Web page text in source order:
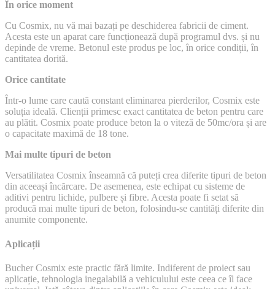
În orice moment
Cu Cosmix, nu vă mai bazați pe deschiderea fabricii de ciment.
Acesta este un aparat care funcționează după programul dvs. și nu
depinde de vreme. Betonul este produs pe loc, în orice condiții, în
cantitatea dorită.
Orice cantitate
Într-o lume care caută constant eliminarea pierderilor, Cosmix este
soluția ideală. Clienții primesc exact cantitatea de beton pentru care
au plătit. Cosmix poate produce beton la o viteză de 50mc/ora și are
o capacitate maximă de 18 tone.
Mai multe tipuri de beton
Versatilitatea Cosmix înseamnă că puteți crea diferite tipuri de beton
din aceeași încărcare. De asemenea, este echipat cu sisteme de
aditivi pentru lichide, pulbere și fibre. Acesta poate fi setat să
producă mai multe tipuri de beton, folosindu-se cantități diferite din
anumite componente.
Aplicații
Bucher Cosmix este practic fără limite. Indiferent de proiect sau
aplicație, tehnologia inegalabilă a vehiculului este ceea ce îl face